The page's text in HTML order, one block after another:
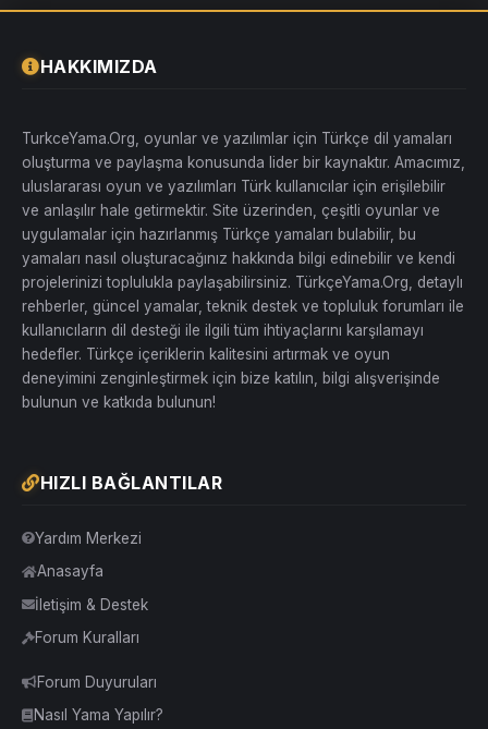
HAKKIMIZDA
TurkceYama.Org, oyunlar ve yazılımlar için Türkçe dil yamaları
oluşturma ve paylaşma konusunda lider bir kaynaktır. Amacımız,
uluslararası oyun ve yazılımları Türk kullanıcılar için erişilebilir
ve anlaşılır hale getirmektir. Site üzerinden, çeşitli oyunlar ve
uygulamalar için hazırlanmış Türkçe yamaları bulabilir, bu
yamaları nasıl oluşturacağınız hakkında bilgi edinebilir ve kendi
projelerinizi toplulukla paylaşabilirsiniz. TürkçeYama.Org, detaylı
rehberler, güncel yamalar, teknik destek ve topluluk forumları ile
kullanıcıların dil desteği ile ilgili tüm ihtiyaçlarını karşılamayı
hedefler. Türkçe içeriklerin kalitesini artırmak ve oyun
deneyimini zenginleştirmek için bize katılın, bilgi alışverişinde
bulunun ve katkıda bulunun!
HIZLI BAĞLANTILAR
Yardım Merkezi
Anasayfa
İletişim & Destek
Forum Kuralları
Forum Duyuruları
Nasıl Yama Yapılır?